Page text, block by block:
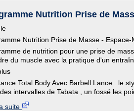
Nutrition Prise de
Nutrition Prise de Masse - Espace-
de nutrition pour une prise de
du muscle avec la pratique d'un
Total Body Avec Barbell Lance . le
intervalles de Tabata , un fossé les
suite